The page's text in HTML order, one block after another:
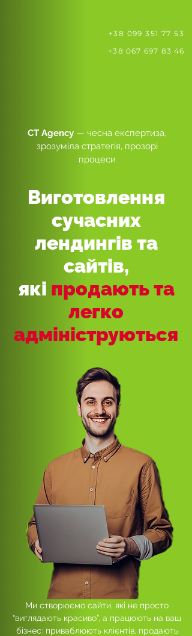
+38 099 351 77 53
+38 067 697 83 46
CT Agency — чесна експертиза,
зрозуміла стратегія, прозорі
процеси
Виготовлення
сучасних
лендингів та
сайтів,
які продають та
легко
адмініструються
Ми створюємо сайти, які не просто
“виглядають красиво”, а працюють на ваш
бізнес: приваблюють клієнтів, продають